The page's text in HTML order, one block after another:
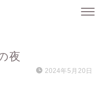
夜
2024年5月20日